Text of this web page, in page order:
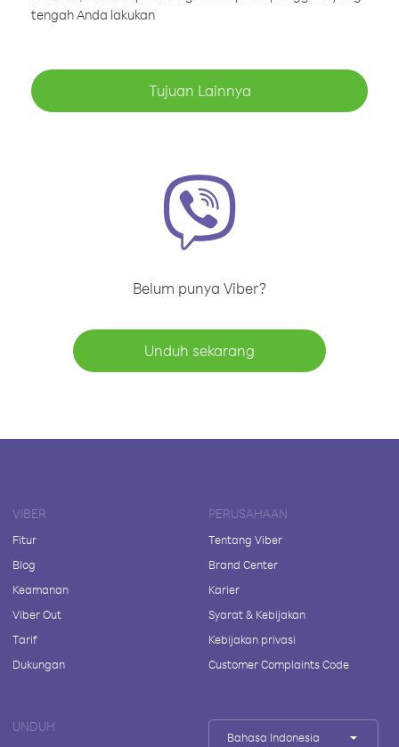
tengah Anda lakukan
Tujuan Lainnya
Belum punya Viber?
Unduh sekarang
VIBER
Fitur
Blog
Keamanan
Viber Out
Tarif
Dukungan
PERUSAHAAN
Tentang Viber
Brand Center
Karier
Syarat & Kebijakan
Kebijakan privasi
Customer Complaints Code
UNDUH
Bahasa Indonesia